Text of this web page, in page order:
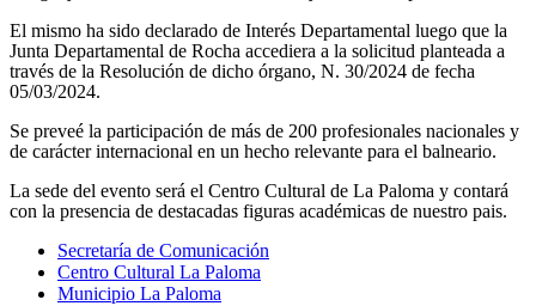
El mismo ha sido declarado de Interés Departamental luego que la
Junta Departamental de Rocha accediera a la solicitud planteada a
través de la Resolución de dicho órgano, N. 30/2024 de fecha
05/03/2024.
Se preveé la participación de más de 200 profesionales nacionales y
de carácter internacional en un hecho relevante para el balneario.
La sede del evento será el Centro Cultural de La Paloma y contará
con la presencia de destacadas figuras académicas de nuestro pais.
Secretaría de Comunicación
Centro Cultural La Paloma
Municipio La Paloma